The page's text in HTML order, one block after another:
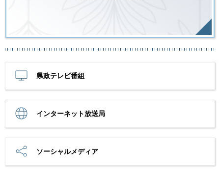
県政テレビ番組
インターネット放送局
ソーシャルメディア